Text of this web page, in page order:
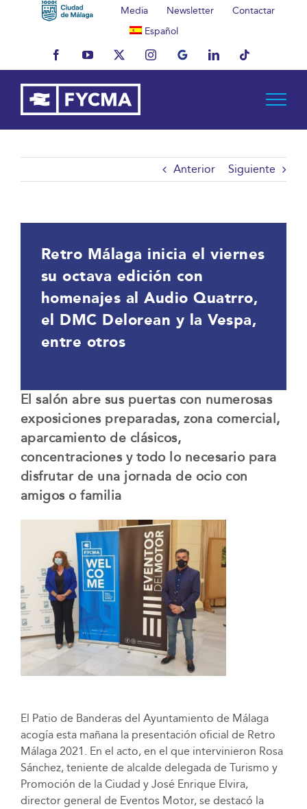
Media Newsletter
Contactar
Español
FacebookYouTubeX InstagramMyBusinessLinkedInTiktok
Anterior Siguiente
Retro Málaga inicia el viernes
su octava edición con
homenajes al Audio Quatrro,
el DMC Delorean y la Vespa,
entre otros
El salón abre sus puertas con numerosas
exposiciones preparadas, zona comercial,
aparcamiento de clásicos,
concentraciones y todo lo necesario para
disfrutar de una jornada de ocio con
amigos o familia
El Patio de Banderas del Ayuntamiento de Málaga
acogía esta mañana la presentación oficial de Retro
Málaga 2021. En el acto, en el que intervinieron Rosa
Sánchez, teniente de alcalde delegada de Turismo y
Promoción de la Ciudad y José Enrique Elvira,
director general de Eventos Motor, se destacó la